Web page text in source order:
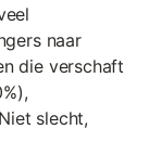
naar
die verschaft
slecht,